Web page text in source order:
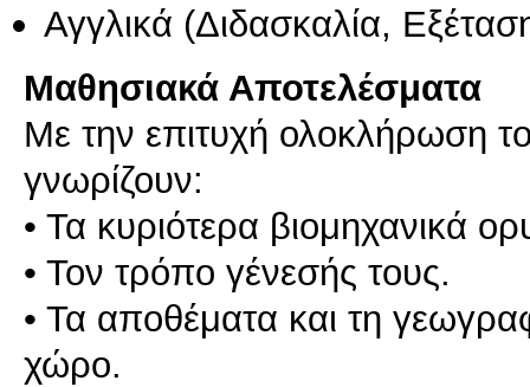
Αγγλικά (Διδασκαλία,
Μαθησιακά Αποτελέσματα
Με την επιτυχή ολοκλήρωση
γνωρίζουν:
• Τα κυριότερα βιομηχανικά
• Τον τρόπο γένεσής τους.
• Τα αποθέματα και τη
χώρο.